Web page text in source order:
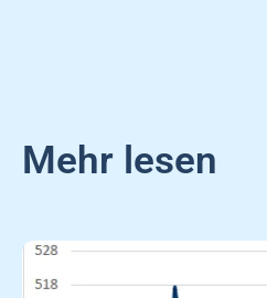
Mehr lesen